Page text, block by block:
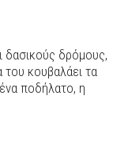
δασικούς δρόμους,
του κουβαλάει τα
ποδήλατο, η